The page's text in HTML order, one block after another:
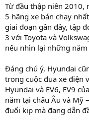
Từ đầu thập niên 2010,
5 hãng xe bán chạy
giai đoạn gần đây, tập
3 với Toyota và
nếu nhìn lại những
Đáng chú ý, Hyundai
trong cuộc đua xe điện
Hyundai và EV6, EV9
năm tại châu Âu và
đuổi kịp mà đang dẫn